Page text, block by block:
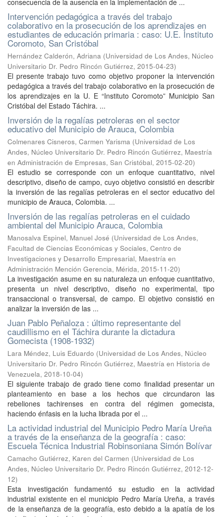
consecuencia de la ausencia en la implementación de ...
Intervención pedagógica a través del trabajo
colaborativo en la prosecución de los aprendizajes en
estudiantes de educación primaria : caso: U.E. Instituto
Coromoto, San Cristóbal
Hernández Calderón, Adriana (Universidad de Los Andes, Núcleo
Universitario Dr. Pedro Rincón Gutiérrez, 2015-04-23)
El presente trabajo tuvo como objetivo proponer la intervención
pedagógica a través del trabajo colaborativo en la prosecución de
los aprendizajes en la U. E “Instituto Coromoto” Municipio San
Cristóbal del Estado Táchira. ...
Inversión de la regalías petroleras en el sector
educativo del Municipio de Arauca, Colombia
Colmenares Cisneros, Carmen Yarisma (Universidad de Los
Andes, Núcleo Universitario Dr. Pedro Rincón Gutiérrez, Maestría
en Administración de Empresas, San Cristóbal, 2015-02-20)
El estudio se corresponde con un enfoque cuantitativo, nivel
descriptivo, diseño de campo, cuyo objetivo consistió en describir
la inversión de las regalías petroleras en el sector educativo del
municipio de Arauca, Colombia. ...
Inversión de las regalías petroleras en el cuidado
ambiental del Municipio Arauca, Colombia
Manosalva Espinel, Manuel José (Universidad de Los Andes,
Facultad de Ciencias Económicas y Sociales, Centro de
Investigaciones y Desarrollo Empresarial, Maestría en
Administración Mención Gerencia, Mérida, 2015-11-20)
La investigación asume en su naturaleza un enfoque cuantitativo,
presenta un nivel descriptivo, diseño no experimental, tipo
transaccional o transversal, de campo. El objetivo consistió en
analizar la inversión de las ...
Juan Pablo Peñaloza : último representante del
caudillismo en el Táchira durante la dictadura
Gomecista (1908-1932)
Lara Méndez, Luis Eduardo (Universidad de Los Andes, Núcleo
Universitario Dr. Pedro Rincón Gutiérrez, Maestría en Historia de
Venezuela, 2018-10-04)
El siguiente trabajo de grado tiene como finalidad presentar un
planteamiento en base a los hechos que circundaron las
rebeliones tachirenses en contra del régimen gomecista,
haciendo énfasis en la lucha librada por el ...
La actividad industrial del Municipio Pedro María Ureña
a través de la enseñanza de la geografía : caso:
Escuela Técnica Industrial Robinsoniana Simón Bolívar
Camacho Gutiérrez, Karen del Carmen (Universidad de Los
Andes, Núcleo Universitario Dr. Pedro Rincón Gutiérrez, 2012-12-
12)
Esta investigación fundamentó su estudio en la actividad
industrial existente en el municipio Pedro María Ureña, a través
de la enseñanza de la geografía, esto debido a la apatía de los